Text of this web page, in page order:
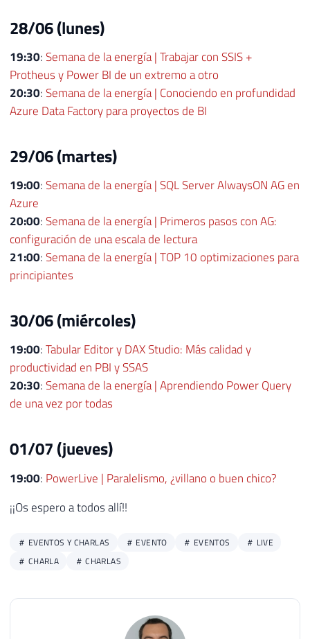
28/06 (lunes)
19:30:Semana de la energía | Trabajar con SSIS +
Protheus y Power BI de un extremo a otro
20:30:Semana de la energía | Conociendo en profundidad
Azure Data Factory para proyectos de BI
29/06 (martes)
19:00:Semana de la energía | SQL Server AlwaysON AG en
Azure
20:00:Semana de la energía | Primeros pasos con AG:
configuración de una escala de lectura
21:00:Semana de la energía | TOP 10 optimizaciones para
principiantes
30/06 (miércoles)
19:00:Tabular Editor y DAX Studio: Más calidad y
productividad en PBI y SSAS
20:30:Semana de la energía | Aprendiendo Power Query
de una vez por todas
01/07 (jueves)
19:00: PowerLive | Paralelismo, ¿villano o buen chico?
¡¡Os espero a todos allí!!
EVENTOS Y CHARLAS EVENTO EVENTOS
LIVE
CHARLA
CHARLAS